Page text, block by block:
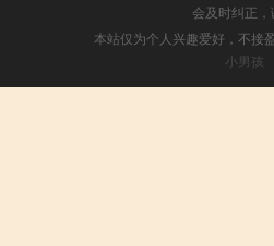
会及时纠正，
本站仅为个人兴趣爱好，不接
小男孩